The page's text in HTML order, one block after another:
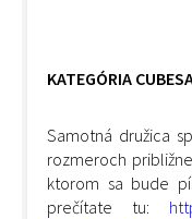
KATEGÓRIA
Samotná družica
rozmeroch
ktorom sa bude
prečítate tu: